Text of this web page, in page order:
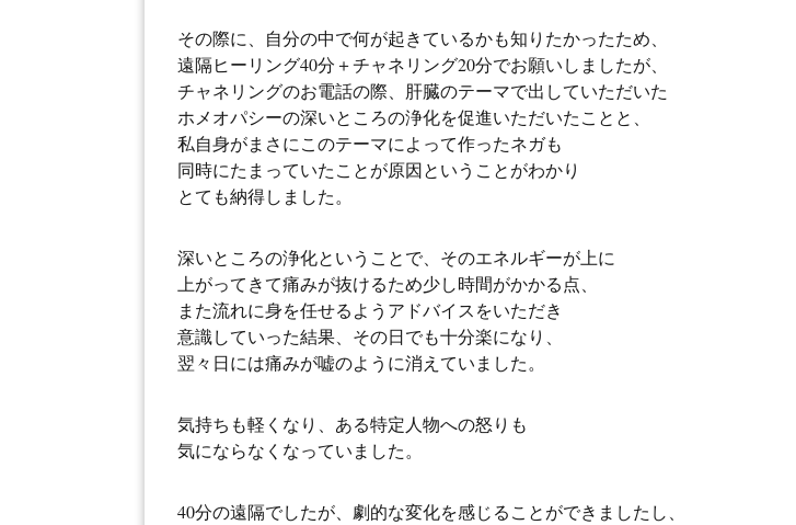
その際に、自分の中で何が起きているかも知りたかったため、
遠隔ヒーリング40分＋チャネリング20分でお願いしましたが、
チャネリングのお電話の際、肝臓のテーマで出していただいた
ホメオパシーの深いところの浄化を促進いただいたことと、
私自身がまさにこのテーマによって作ったネガも
同時にたまっていたことが原因ということがわかり
とても納得しました。
深いところの浄化ということで、そのエネルギーが上に
上がってきて痛みが抜けるため少し時間がかかる点、
また流れに身を任せるようアドバイスをいただき
意識していった結果、その日でも十分楽になり、
翌々日には痛みが嘘のように消えていました。
気持ちも軽くなり、ある特定人物への怒りも
気にならなくなっていました。
40分の遠隔でしたが、劇的な変化を感じることができましたし、